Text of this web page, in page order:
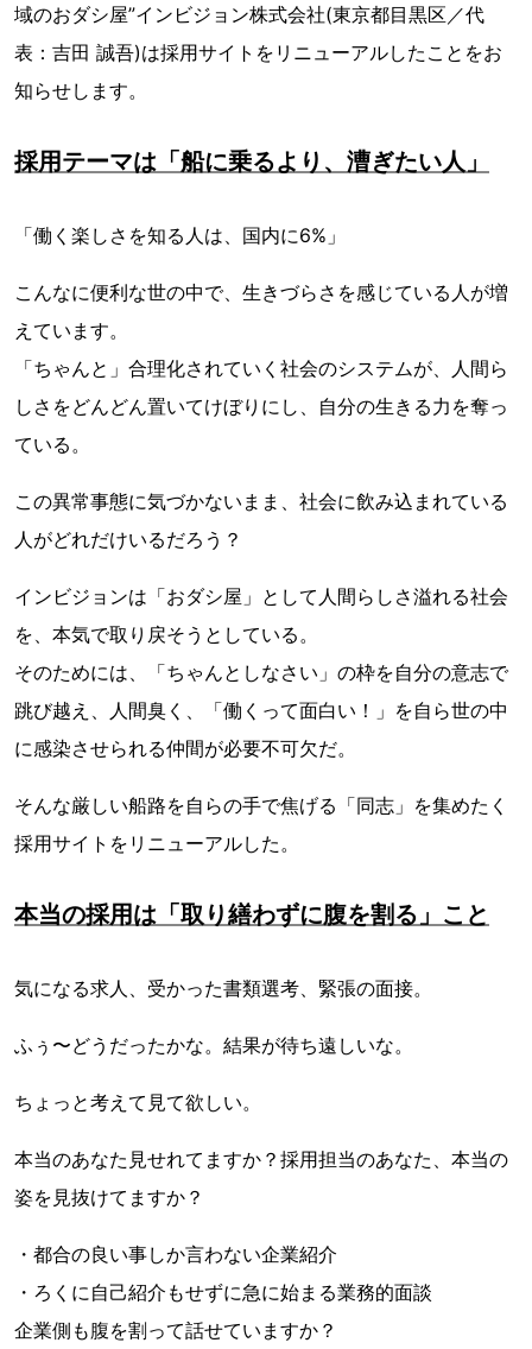
域のおダシ屋”インビジョン株式会社(東京都目黒区／代
表：吉田 誠吾)は採用サイトをリニューアルしたことをお
知らせします。
採用テーマは「船に乗るより、漕ぎたい人」
「働く楽しさを知る人は、国内に6%」
こんなに便利な世の中で、生きづらさを感じている人が増
えています。
「ちゃんと」合理化されていく社会のシステムが、人間ら
しさをどんどん置いてけぼりにし、自分の生きる力を奪っ
ている。
この異常事態に気づかないまま、社会に飲み込まれている
人がどれだけいるだろう？
インビジョンは「おダシ屋」として人間らしさ溢れる社会
を、本気で取り戻そうとしている。
そのためには、「ちゃんとしなさい」の枠を自分の意志で
跳び越え、人間臭く、「働くって面白い！」を自ら世の中
に感染させられる仲間が必要不可欠だ。
そんな厳しい船路を自らの手で焦げる「同志」を集めたく
採用サイトをリニューアルした。
本当の採用は「取り繕わずに腹を割る」こと
気になる求人、受かった書類選考、緊張の面接。
ふぅ〜どうだったかな。結果が待ち遠しいな。
ちょっと考えて見て欲しい。
本当のあなた見せれてますか？採用担当のあなた、本当の
姿を見抜けてますか？
・都合の良い事しか言わない企業紹介
・ろくに自己紹介もせずに急に始まる業務的面談
企業側も腹を割って話せていますか？